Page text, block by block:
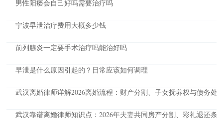
男性阳痿会自己好吗需要治疗吗
宁波早泄治疗费用大概多少钱
前列腺炎一定要手术治疗吗能治好吗
早泄是什么原因引起的？日常应该如何调理
武汉离婚律师详解2026离婚流程：财产分割、子女抚养权与债务处
武汉靠谱离婚律师知识点：2026年夫妻共同房产分割、彩礼退还条